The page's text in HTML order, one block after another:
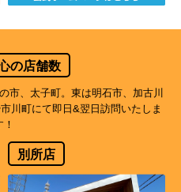
の店舗数
市、太子町。東は明石市、加古川
川町にて即日&翌日訪問いたしま
！
別所店